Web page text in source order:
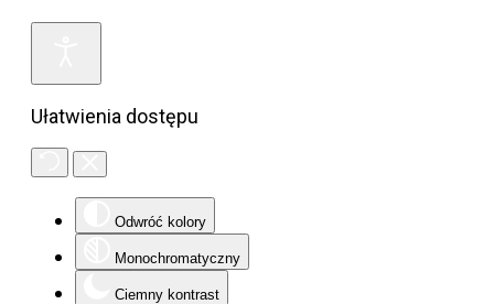
Ułatwienia dostępu
Odwróć kolory
Monochromatyczny
Ciemny kontrast